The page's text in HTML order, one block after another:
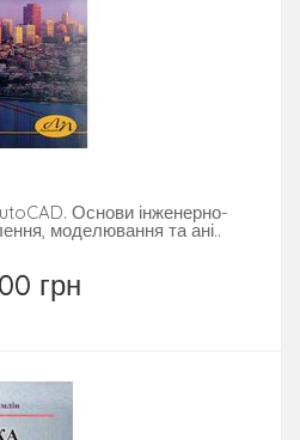
Основи інженерно-
моделювання та ані..
грн